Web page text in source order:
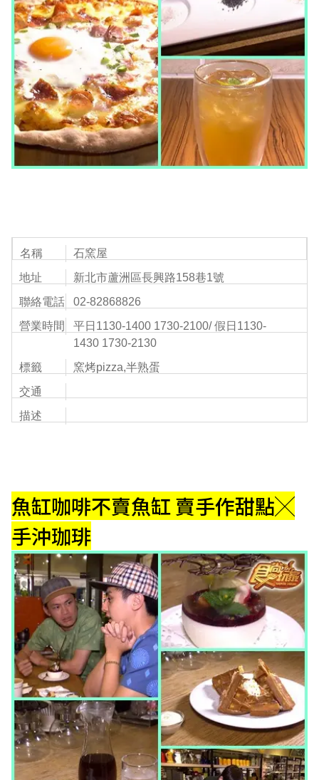
名稱
石窯屋
地址
新北市蘆洲區長興路158巷1號
聯絡電話
02-82868826
營業時間
平日1130-1400 1730-2100/ 假日1130-
1430 1730-2130
標籤
窯烤pizza,半熟蛋
交通
描述
魚缸咖啡不賣魚缸 賣手作甜點╳
手沖珈琲